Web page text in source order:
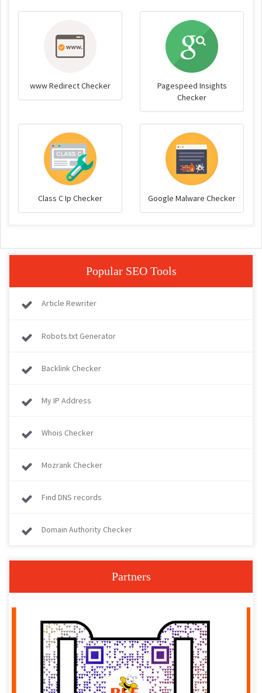
www Redirect Checker
Pagespeed Insights
Checker
Class C Ip Checker Google Malware Checker
Popular SEO Tools
Article Rewriter
Robots.txt Generator
Backlink Checker
My IP Address
Whois Checker
Mozrank Checker
Find DNS records
Domain Authority Checker
Partners